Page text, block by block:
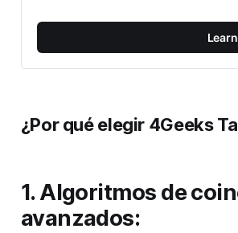
¿Por qué elegir 4Geeks
1. Algoritmos de
avanzados: